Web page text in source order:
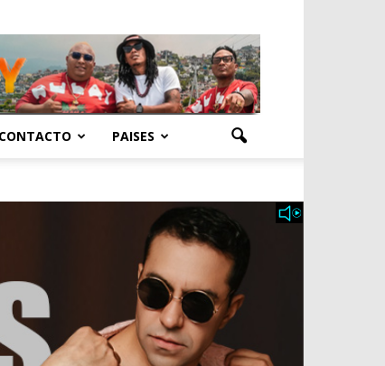
CONTACTO PAISES